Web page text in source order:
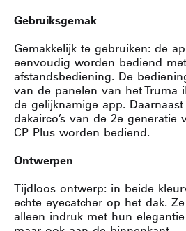
Gebruiksgemak
Gemakkelijk te gebruiken: de
eenvoudig worden bediend
afstandsbediening. De
van de panelen van het Truma
de gelijknamige app.
dakairco’s van de 2e generatie
CP Plus worden bediend.
Ontwerpen
Tijdloos ontwerp: in beide
echte eyecatcher op het dak.
alleen indruk met hun